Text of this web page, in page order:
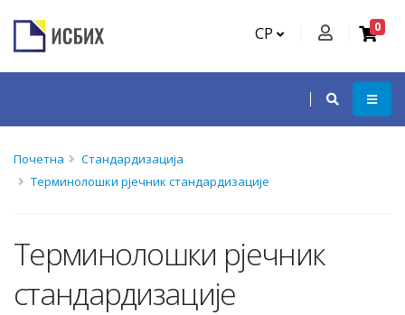
СР 0
Почетна
Стандардизација
Терминолошки рјечник стандардизације
Терминолошки рјечник
стандардизације